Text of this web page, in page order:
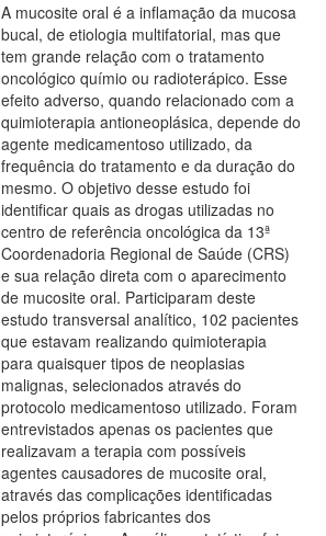
A mucosite oral é a inflamação da mucosa
bucal, de etiologia multifatorial, mas que
tem grande relação com o tratamento
oncológico químio ou radioterápico. Esse
efeito adverso, quando relacionado com a
quimioterapia antioneoplásica, depende do
agente medicamentoso utilizado, da
frequência do tratamento e da duração do
mesmo. O objetivo desse estudo foi
identificar quais as drogas utilizadas no
centro de referência oncológica da 13ª
Coordenadoria Regional de Saúde (CRS)
e sua relação direta com o aparecimento
de mucosite oral. Participaram deste
estudo transversal analítico, 102 pacientes
que estavam realizando quimioterapia
para quaisquer tipos de neoplasias
malignas, selecionados através do
protocolo medicamentoso utilizado. Foram
entrevistados apenas os pacientes que
realizavam a terapia com possíveis
agentes causadores de mucosite oral,
através das complicações identificadas
pelos próprios fabricantes dos